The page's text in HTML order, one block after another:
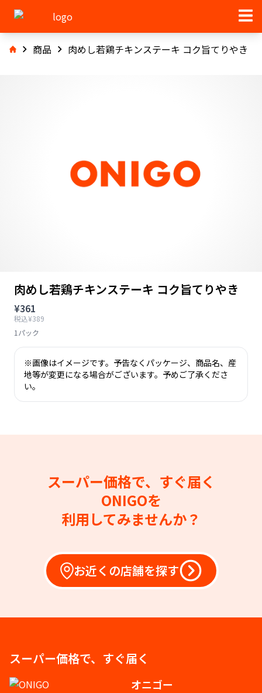
商品 肉めし若鶏チキンステーキ コク旨てりやき
肉めし若鶏チキンステーキ コク旨てりやき
¥361
税込¥389
1パック
※画像はイメージです。予告なくパッケージ、商品名、産
地等が変更になる場合がございます。予めご了承くださ
い。
スーパー価格で、すぐ届く
ONIGOを
利用してみませんか？
お近くの店舗を探す
スーパー価格で、すぐ届く
オニゴー